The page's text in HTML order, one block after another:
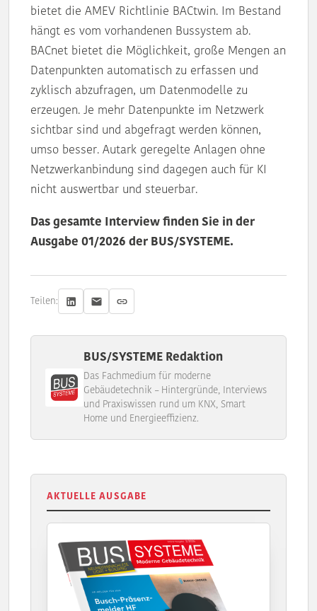
bietet die AMEV Richtlinie BACtwin. Im Bestand
hängt es vom vorhandenen Bussystem ab.
BACnet bietet die Möglichkeit, große Mengen an
Datenpunkten automatisch zu erfassen und
zyklisch abzufragen, um Datenmodelle zu
erzeugen. Je mehr Datenpunkte im Netzwerk
sichtbar sind und abgefragt werden können,
umso besser. Autark geregelte Anlagen ohne
Netzwerkanbindung sind dagegen auch für KI
nicht auswertbar und steuerbar.
Das gesamte Interview finden Sie in der
Ausgabe 01/2026 der BUS/SYSTEME.
Teilen:
BUS/SYSTEME Redaktion
Das Fachmedium für moderne
Gebäudetechnik – Hintergründe, Interviews
und Praxiswissen rund um KNX, Smart
Home und Energieeffizienz.
AKTUELLE AUSGABE